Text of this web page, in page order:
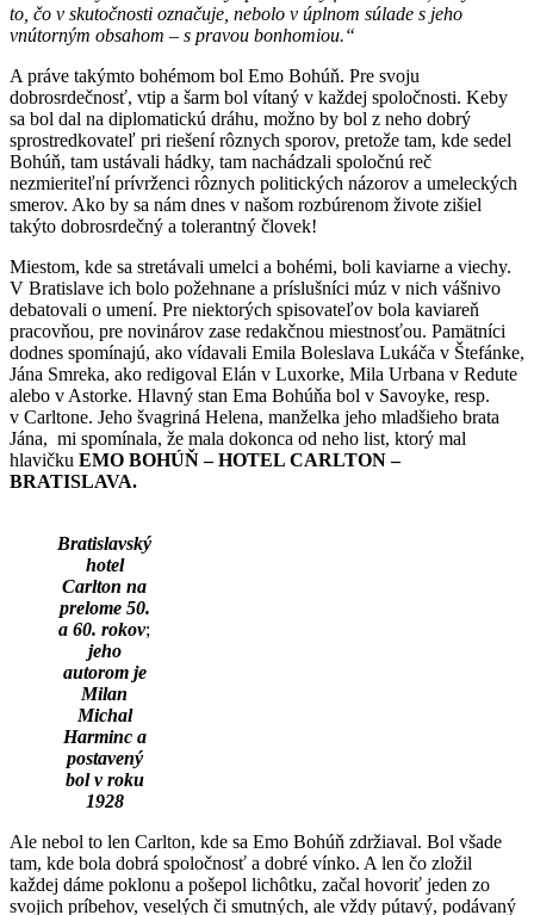
to, čo v skutočnosti označuje, nebolo v úplnom súlade s jeho
vnútorným obsahom – s pravou bonhomiou.“
A práve takýmto bohémom bol Emo Bohúň. Pre svoju
dobrosrdečnosť, vtip a šarm bol vítaný v každej spoločnosti. Keby
sa bol dal na diplomatickú dráhu, možno by bol z neho dobrý
sprostredkovateľ pri riešení rôznych sporov, pretože tam, kde sedel
Bohúň, tam ustávali hádky, tam nachádzali spoločnú reč
nezmieriteľní prívrženci rôznych politických názorov a umeleckých
smerov. Ako by sa nám dnes v našom rozbúrenom živote zišiel
takýto dobrosrdečný a tolerantný človek!
Miestom, kde sa stretávali umelci a bohémi, boli kaviarne a viechy.
V Bratislave ich bolo požehnane a príslušníci múz v nich vášnivo
debatovali o umení. Pre niektorých spisovateľov bola kaviareň
pracovňou, pre novinárov zase redakčnou miestnosťou. Pamätníci
dodnes spomínajú, ako vídavali Emila Boleslava Lukáča v Štefánke,
Jána Smreka, ako redigoval Elán v Luxorke, Mila Urbana v Redute
alebo v Astorke. Hlavný stan Ema Bohúňa bol v Savoyke, resp.
v Carltone. Jeho švagriná Helena, manželka jeho mladšieho brata
Jána, mi spomínala, že mala dokonca od neho list, ktorý mal
hlavičku EMO BOHÚŇ – HOTEL CARLTON –
BRATISLAVA.
Bratislavský
hotel
Carlton na
prelome 50.
a 60. rokov;
jeho
autorom je
Milan
Michal
Harminc a
postavený
bol v roku
1928
Ale nebol to len Carlton, kde sa Emo Bohúň zdržiaval. Bol všade
tam, kde bola dobrá spoločnosť a dobré vínko. A len čo zložil
každej dáme poklonu a pošepol lichôtku, začal hovoriť jeden zo
svojich príbehov, veselých či smutných, ale vždy pútavý, podávaný